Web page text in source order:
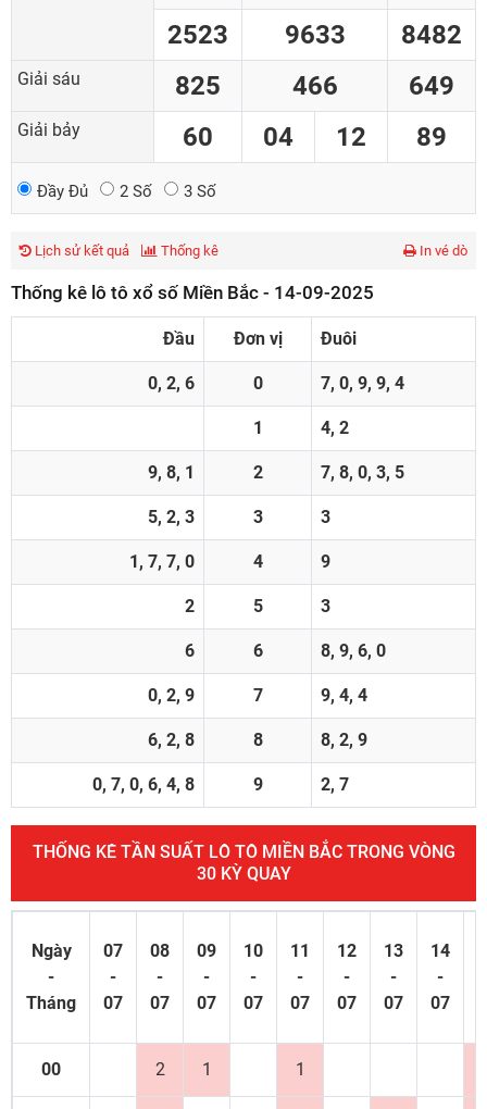
2523
9633 8482
Giải sáu 825 466 649
Giải bảy 60 04 12 89
Đầy Đủ 2 Số 3 Số
Lịch sử kết quả Thống kê In vé dò
Thống kê lô tô xổ số Miền Bắc - 14-09-2025
Đầu Đơn vị Đuôi
0, 2, 6 0 7, 0, 9, 9, 4
1 4, 2
9, 8, 1 2 7, 8, 0, 3, 5
5, 2, 3 3 3
1, 7, 7, 0 4 9
2 5 3
6 6 8, 9, 6, 0
0, 2, 9 7 9, 4, 4
6, 2, 8 8 8, 2, 9
0, 7, 0, 6, 4, 8 9 2, 7
THỐNG KÊ TẦN SUẤT LÔ TÔ MIỀN BẮC TRONG VÒNG
30 KỲ QUAY
Ngày
-
Tháng
07
-
07
08
-
07
09
-
07
10
-
07
11
-
07
12
-
07
13
-
07
14
-
07
00 2 1 1